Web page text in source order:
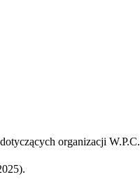
organizacji W.P.C.